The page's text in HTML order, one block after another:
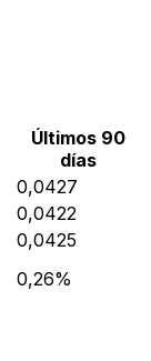
Últimos 90
días
0,0427
0,0422
0,0425
0,26%